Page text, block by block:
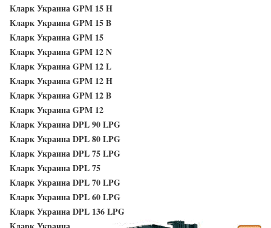
Кларк Украина GPM 15 H
Кларк Украина GPM 15 B
Кларк Украина GPM 15
Кларк Украина GPM 12 N
Кларк Украина GPM 12 L
Кларк Украина GPM 12 H
Кларк Украина GPM 12 B
Кларк Украина GPM 12
Кларк Украина DPL 90 LPG
Кларк Украина DPL 80 LPG
Кларк Украина DPL 75 LPG
Кларк Украина DPL 75
Кларк Украина DPL 70 LPG
Кларк Украина DPL 60 LPG
Кларк Украина DPL 136 LPG